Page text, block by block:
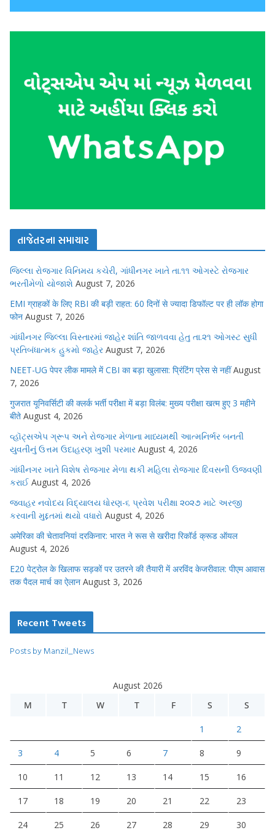
તાજેતરના સમાચાર
જિલ્લા રોજગાર વિનિમય કચેરી, ગાંધીનગર ખાતે તા.૧૧ ઓગસ્ટે રોજગાર
ભરતીમેળો યોજાશે August 7, 2026
EMI ग्राहकों के लिए RBI की बड़ी राहत: 60 दिनों से ज्यादा डिफॉल्ट पर ही लॉक होगा
फोन August 7, 2026
ગાંધીનગર જિલ્લા વિસ્તારમાં જાહેર શાંતિ જાળવવા હેતુ તા.૨૧ ઓગસ્ટ સુધી
પ્રતિબંધાત્મક હુકમો જાહેર August 7, 2026
NEET-UG पेपर लीक मामले में CBI का बड़ा खुलासा: प्रिंटिंग प्रेस से नहीं August
7, 2026
गुजरात यूनिवर्सिटी की क्लर्क भर्ती परीक्षा में बड़ा विलंब: मुख्य परीक्षा खत्म हुए 3 महीने
बीते August 4, 2026
વ્હૉટ્સએપ ગ્રૂપ અને રોજગાર મેળાના માધ્યમથી આત્મનિર્ભર બનતી
યુવતીનું ઉત્તમ ઉદાહરણ ખુશી પરમાર August 4, 2026
ગાંધીનગર ખાતે વિશેષ રોજગાર મેળા થકી મહિલા રોજગાર દિવસની ઉજવણી
કરાઈ August 4, 2026
જવાહર નવોદય વિદ્યાલય ધોરણ-૬ પ્રવેશ પરીક્ષા ૨૦૨૭ માટે અરજી
કરવાની મુદ્દતમાં થયો વધારો August 4, 2026
अमेरिका की चेतावनियां दरकिनार: भारत ने रूस से खरीदा रिकॉर्ड क्रूड ऑयल
August 4, 2026
E20 पेट्रोल के खिलाफ सड़कों पर उतरने की तैयारी में अरविंद केजरीवाल: पीएम आवास
तक पैदल मार्च का ऐलान August 3, 2026
Recent Tweets
Posts by Manzil_News
August 2026
M
T W T F S S
1 2
3 4 5 6 7 8 9
10 11 12 13 14 15 16
17 18 19 20 21 22 23
24 25 26 27 28 29 30